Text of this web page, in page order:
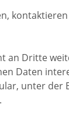
an Dritte
Daten
unter der